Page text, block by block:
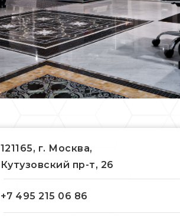
121165, г. Москва,
Кутузовский пр-т, 26
+7 495 215 06 86